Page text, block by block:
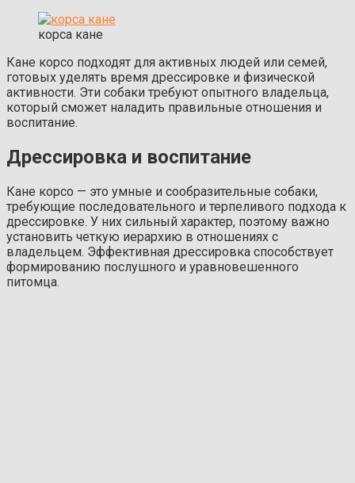
корса кане
Кане корсо подходят для активных людей или семей,
готовых уделять время дрессировке и физической
активности. Эти собаки требуют опытного владельца,
который сможет наладить правильные отношения и
воспитание.
Дрессировка и воспитание
Кане корсо — это умные и сообразительные собаки,
требующие последовательного и терпеливого подхода к
дрессировке. У них сильный характер, поэтому важно
установить четкую иерархию в отношениях с
владельцем. Эффективная дрессировка способствует
формированию послушного и уравновешенного
питомца.